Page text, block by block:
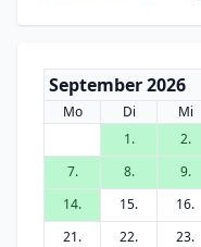
September 2026
Mo Di Mi
1.
2.
7.
8. 9.
14.
15. 16.
21.
22. 23.